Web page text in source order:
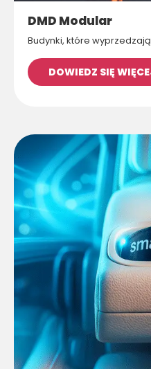
DMD Modular
Budynki, które
DOWIEDZ SIĘ